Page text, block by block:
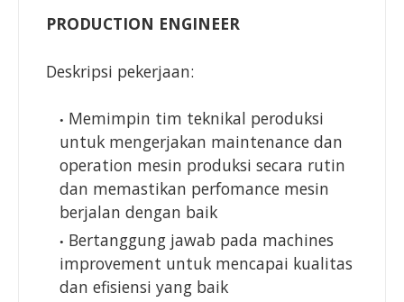
PRODUCTION ENGINEER
Deskripsi pekerjaan:
Memimpin tim teknikal peroduksi
untuk mengerjakan maintenance dan
operation mesin produksi secara rutin
dan memastikan perfomance mesin
berjalan dengan baik
Bertanggung jawab pada machines
improvement untuk mencapai kualitas
dan efisiensi yang baik